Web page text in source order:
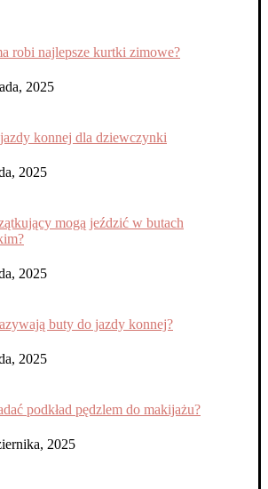
robi najlepsze kurtki zimowe?
2025
konnej dla dziewczynki
2025
mogą jeździć w butach
2025
buty do jazdy konnej?
2025
podkład pędzlem do makijażu?
2025